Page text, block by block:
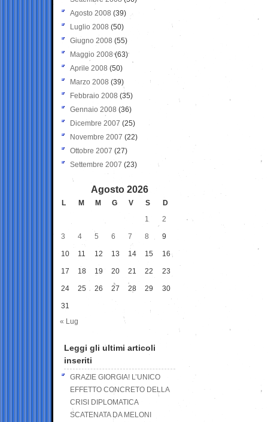
Agosto 2008 (39)
Luglio 2008 (50)
Giugno 2008 (55)
Maggio 2008(63)
Aprile 2008 (50)
Marzo 2008 (39)
Febbraio 2008 (35)
Gennaio 2008 (36)
Dicembre 2007 (25)
Novembre 2007 (22)
Ottobre 2007 (27)
Settembre 2007 (23)
Agosto 2026
L M M G V S
D
1
2
3 4 5 6 7 8 9
10 11 12 13 14 15 16
17 18 19 20 21 22 23
24 25 26 27 28 29 30
31
« Lug
Leggi gli ultimi articoli
inseriti
GRAZIE GIORGIA! L’UNICO
EFFETTO CONCRETO DELLA
CRISI DIPLOMATICA
SCATENATA DA MELONI